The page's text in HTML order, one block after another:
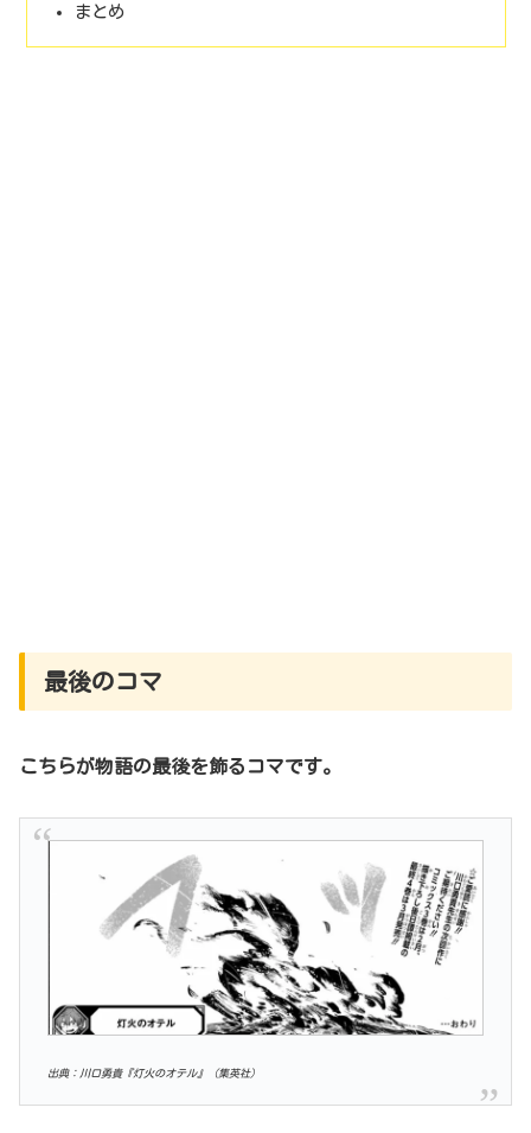
まとめ
最後のコマ
こちらが物語の最後を飾るコマです。
出典：川口勇貴『灯火のオテル』（集英社)